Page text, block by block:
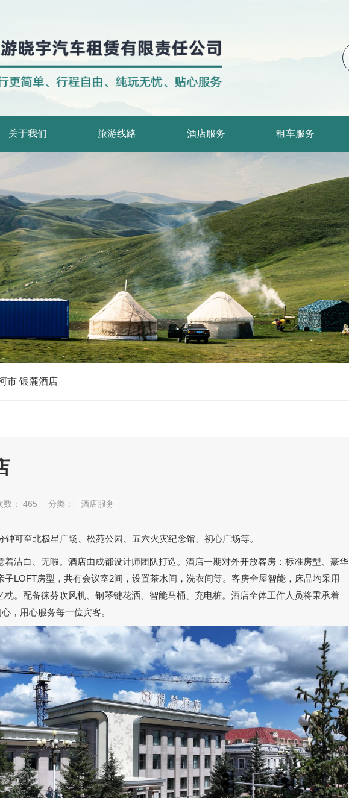
关于我们 旅游线路 酒店服务 租车服务
市 银麓酒店
： 465 分类： 酒店服务
可至北极星广场、松苑公园、五六火灾纪念馆、初心广场等。
着洁白、无暇。酒店由成都设计师团队打造。酒店一期对外开放客房：标准房型、豪华
子LOFT房型，共有会议室2间，设置茶水间，洗衣间等。客房全屋智能，床品均采用
枕。配备徕芬吹风机、钢琴键花洒、智能马桶、充电桩。酒店全体工作人员将秉承着
，用心服务每一位宾客。